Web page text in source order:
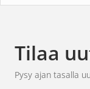
erittäin
Erittäin
Tilaa
Pysy ajan tasalla